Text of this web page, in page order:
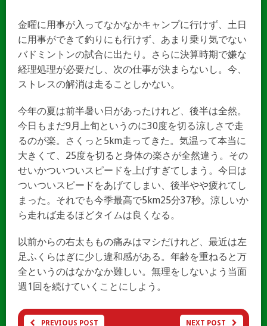
金曜に用事が入ってなかなかキャンプに行けず、土日
に用事ができて釣りにも行けず、あまり乗り気でない
バドミントンの試合に出たり。さらに決算時期で嫌な
経理処理が必要だし、次の仕事が決まらないし。今、
ストレスの解消は走ることしかない。
今年の夏は前半暑い日があったけれど、後半は全然。
今日もまだ9月上旬というのに30度を切る涼しさで走
るのが楽。さくっと5km走ってきた。気温って本当に
大きくて、25度を切ると身体の楽さが全然違う。その
せいかついついスピードを上げすぎてしまう。今日は
ついついスピードをあげてしまい、後半やや疲れてし
まった。それでも今季最高で5km25分37秒。涼しいか
ら走れば走るほどタイムは良くなる。
以前からの右太ももの痛みはマシだけれど、最近は左
足ふくらはぎに少し違和感がある。年齢を重ねると万
全というのはなかなか難しい。無理をしないよう当面
週1回を続けていくことにしよう。
PREVIOUS POST NEXT POST